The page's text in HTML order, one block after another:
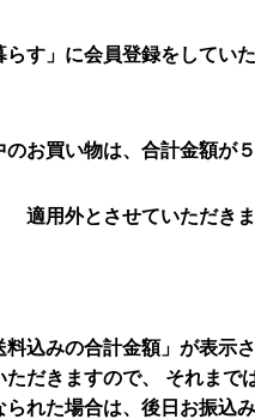
す」に会員登録をしてい
お買い物は、合計金額が
用外とさせていただきま
込みの合計金額」が表示
だきますので、 それまで
れた場合は、後日お振込